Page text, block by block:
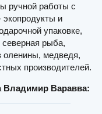
ручной работы с
экопродукты и
упаковке,
рыба,
оленины, медведя,
производителей.
Владимир Варавва: